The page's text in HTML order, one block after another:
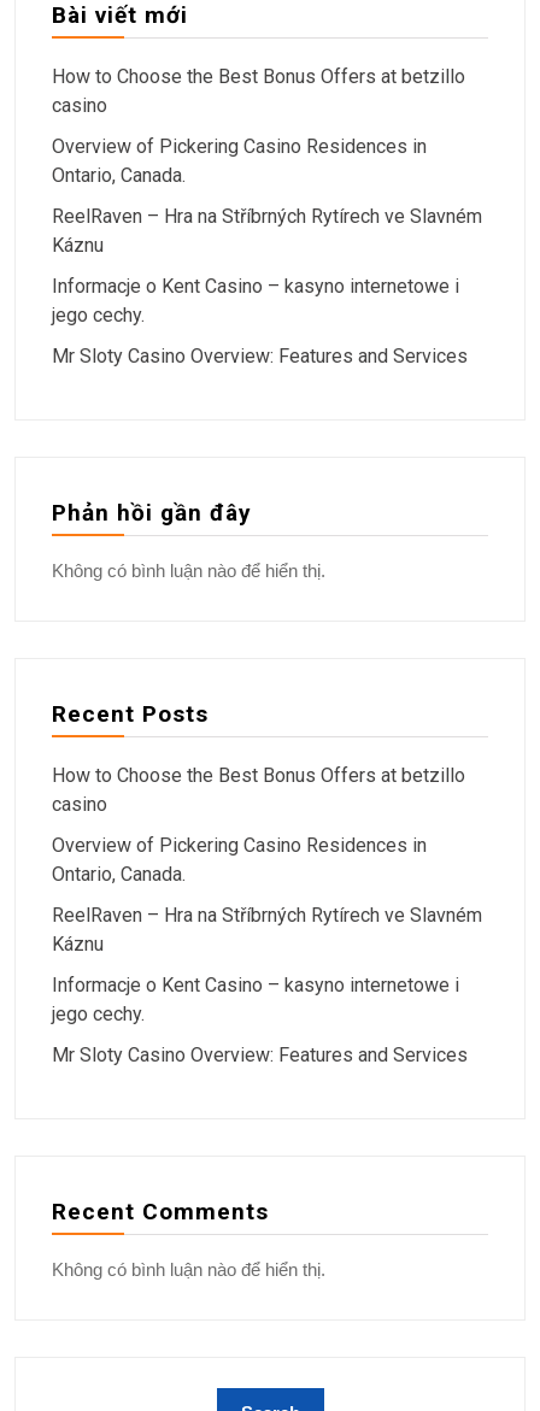
Bài viết mới
How to Choose the Best Bonus Offers at betzillo
casino
Overview of Pickering Casino Residences in
Ontario, Canada.
ReelRaven – Hra na Stříbrných Rytírech ve Slavném
Káznu
Informacje o Kent Casino – kasyno internetowe i
jego cechy.
Mr Sloty Casino Overview: Features and Services
Phản hồi gần đây
Không có bình luận nào để hiển thị.
Recent Posts
How to Choose the Best Bonus Offers at betzillo
casino
Overview of Pickering Casino Residences in
Ontario, Canada.
ReelRaven – Hra na Stříbrných Rytírech ve Slavném
Káznu
Informacje o Kent Casino – kasyno internetowe i
jego cechy.
Mr Sloty Casino Overview: Features and Services
Recent Comments
Không có bình luận nào để hiển thị.